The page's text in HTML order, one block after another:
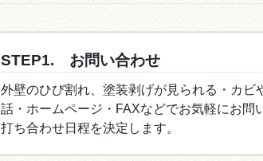
STEP1. お問い合わせ
外壁のひび割れ、塗装剥げが見られる・カ
話・ホームページ・FAXなどでお気軽にお問
打ち合わせ日程を決定します。